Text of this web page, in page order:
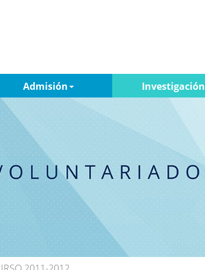
Admisión Investigación